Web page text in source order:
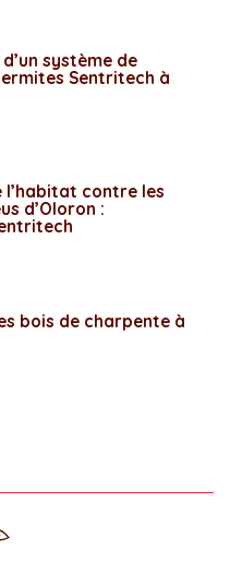
système de
Sentritech à
contre les
d’Oloron :
bois de charpente à